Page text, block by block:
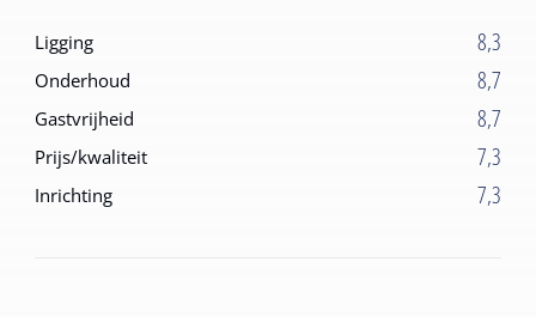
Ligging 8,3
Onderhoud 8,7
Gastvrijheid 8,7
Prijs/kwaliteit 7,3
Inrichting 7,3